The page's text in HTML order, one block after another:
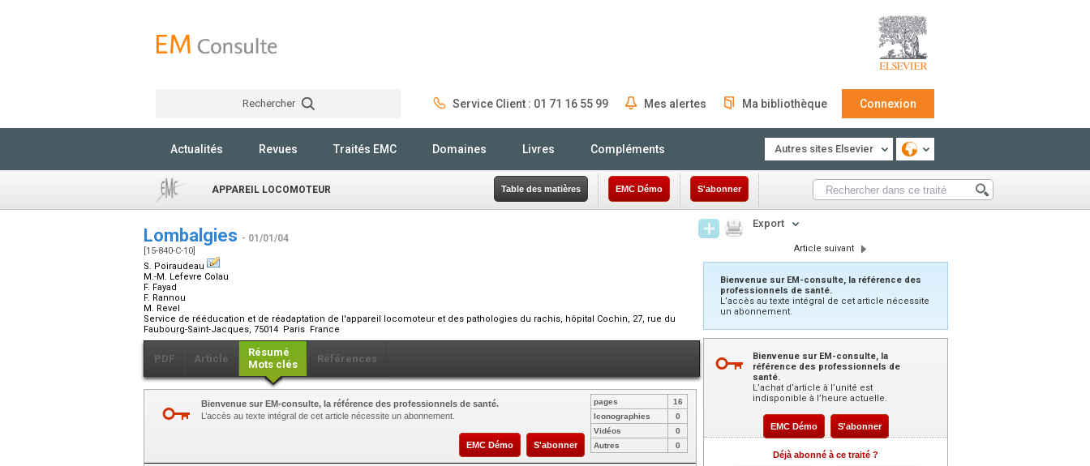
Rechercher Service Client : 01 71 16 55 99 Mes alertes Ma bibliothèque Connexion
Actualités Revues Traités EMC Domaines Livres Compléments Autres sites Elsevier
APPAREIL LOCOMOTEUR Table des matières EMC Démo S'abonner
Lombalgies - 01/01/04
[15-840-C-10]
S. Poiraudeau
M.-M. Lefevre Colau
F. Fayad
F. Rannou
M. Revel
Service de rééducation et de réadaptation de l'appareil locomoteur et des pathologies du rachis, hôpital Cochin, 27, rue du
Faubourg-Saint-Jacques, 75014 Paris France
PDF Article
Résumé
Mots clés
Références
Bienvenue sur EM-consulte, la référence des professionnels de santé.
L’accès au texte intégral de cet article nécessite un abonnement.
EMC Démo S'abonner
pages
16
Iconographies
0
Vidéos
0
Autres
0
Export
Article suivant
Bienvenue sur EM-consulte, la référence des
professionnels de santé.
L’accès au texte intégral de cet article nécessite
un abonnement.
Bienvenue sur EM-consulte, la
référence des professionnels de
santé.
L’achat d’article à l’unité est
indisponible à l’heure actuelle.
EMC Démo S'abonner
Déjà abonné à ce traité ?